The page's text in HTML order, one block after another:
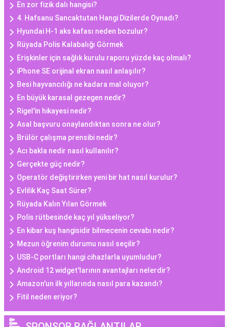
En zor fizik dalı hangisi?
4. Hafsanu Sancaktutan Hangi Dizilerde Oynadı?
Hyundai H-1 aks kafası neden bozulur?
Rüyada Polis Kalabalığı Görmek
Erişkinler için sağlık kurulu raporu yüzde kaç olmalı?
iPhone SE orijinal ekran nasıl anlaşılır?
Besi hayvancılığı ne kadara mal oluyor?
En büyük karasal gezegen nedir?
Rigel'in hikayesi nedir?
Asal başvuru onaylandıktan sonra ne olur?
Brülör çalışma prensibi nedir?
Acı bakla nedir nasıl kullanılır?
Gerçekte güç nedir?
Operatör değiştirirken yeni bir hat nasıl kurulur?
Evlilik Kaç Saat Sürer?
Rüyada Kalın Yılan Görmek
Polis rütbesinde kaç yıl yükseliyor?
En kibar kuş hangisidir bilmecenin cevabı nedir?
Mezun öğrenim durumu nasıl seçilir?
USB-C portları hangi cihazlarla uyumludur?
Android 12 widget'larının avantajları nelerdir?
Amazon'un ilk yıllarında nasıl para kazandı?
Fitil neden eriyor?